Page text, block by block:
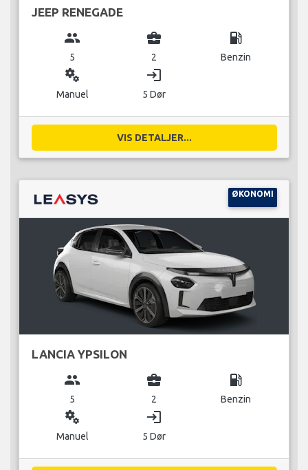
JEEP RENEGADE
group
5
business_center
2
local_gas_station
Benzin
miscellaneous_services
Manuel
login
5 Dør
VIS DETALJER...
ØKONOMI
LANCIA YPSILON
group
5
business_center
2
local_gas_station
Benzin
miscellaneous_services
Manuel
login
5 Dør